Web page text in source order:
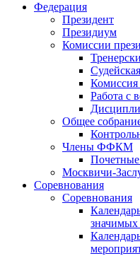
Федерация
Президент
Президиум
Комиссии
Работа с
Общее
Члены ФФКМ
Москвичи-
Соревнования
Соревнования